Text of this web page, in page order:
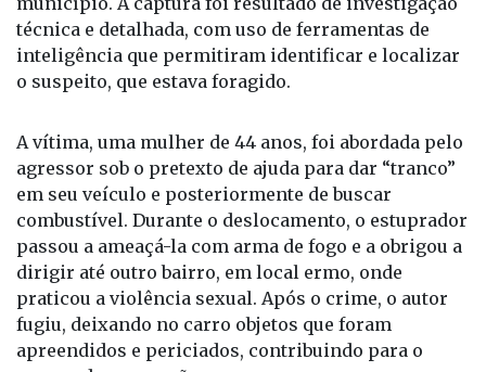
Fernandópolis e que gerou forte comoção no
município. A captura foi resultado de investigação
técnica e detalhada, com uso de ferramentas de
inteligência que permitiram identificar e localizar
A vítima, uma mulher de 44 anos, foi abordada pelo
agressor sob o pretexto de ajuda para dar “tranco”
em seu veículo e posteriormente de buscar
combustível. Durante o deslocamento, o estuprador
passou a ameaçá-la com arma de fogo e a obrigou a
dirigir até outro bairro, em local ermo, onde
praticou a violência sexual. Após o crime, o autor
fugiu, deixando no carro objetos que foram